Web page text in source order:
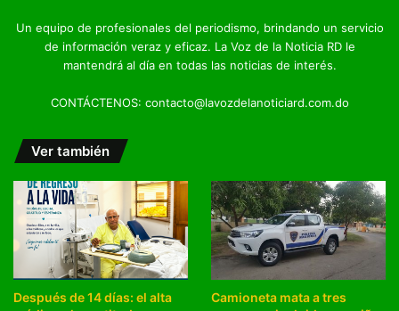
Un equipo de profesionales del periodismo, brindando un servicio
de información veraz y eficaz. La Voz de la Noticia RD le
mantendrá al día en todas las noticias de interés.
CONTÁCTENOS: contacto@lavozdelanoticiard.com.do
Ver también
Después de 14 días: el alta
Camioneta mata a tres